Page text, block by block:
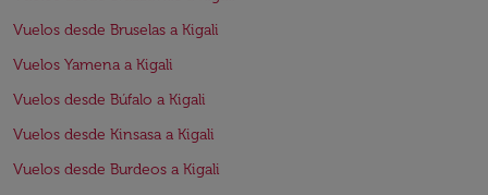
Vuelos desde Bruselas a Kigali
Vuelos Yamena a Kigali
Vuelos desde Búfalo a Kigali
Vuelos desde Kinsasa a Kigali
Vuelos desde Burdeos a Kigali